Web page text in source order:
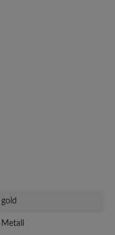
gold
Metall